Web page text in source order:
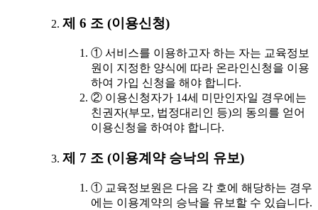
제 6 조 (이용신청)
① 서비스를 이용하고자 하는 자는 교육정보
원이 지정한 양식에 따라 온라인신청을 이용
하여 가입 신청을 해야 합니다.
② 이용신청자가 14세 미만인자일 경우에는
친권자(부모, 법정대리인 등)의 동의를 얻어
이용신청을 하여야 합니다.
제 7 조 (이용계약 승낙의 유보)
① 교육정보원은 다음 각 호에 해당하는 경우
에는 이용계약의 승낙을 유보할 수 있습니다.